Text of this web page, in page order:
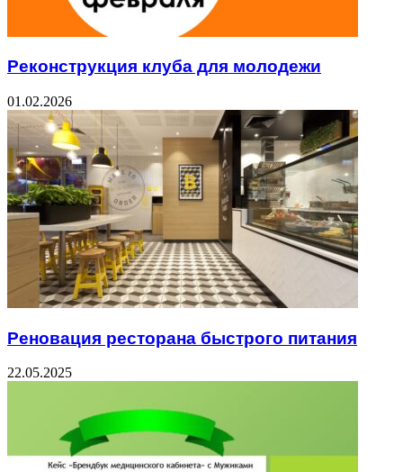
Реконструкция клуба для молодежи
01.02.2026
Реновация ресторана быстрого питания
22.05.2025